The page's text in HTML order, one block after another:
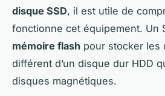
disque SSD, il est utile de
fonctionne cet équipement. Un
mémoire flash pour stocker les
différent d’un disque dur HDD
disques magnétiques.